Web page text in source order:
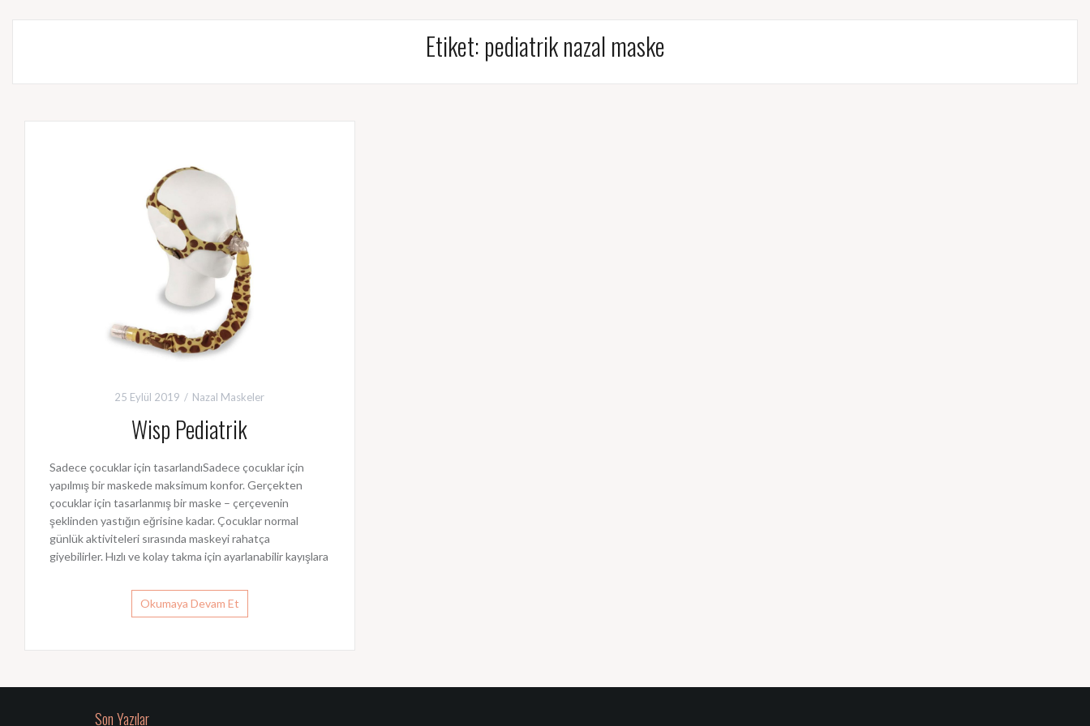
Etiket: pediatrik nazal maske
25 Eylül 2019 Nazal Maskeler
Wisp Pediatrik
Sadece çocuklar için tasarlandıSadece çocuklar için
yapılmış bir maskede maksimum konfor. Gerçekten
çocuklar için tasarlanmış bir maske – çerçevenin
şeklinden yastığın eğrisine kadar. Çocuklar normal
günlük aktiviteleri sırasında maskeyi rahatça
giyebilirler. Hızlı ve kolay takma için ayarlanabilir kayışlara
Okumaya Devam Et
Son Yazılar